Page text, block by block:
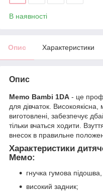
В наявності
Опис Характеристики
Опис
Memo Bambi 1DA - це
для дівчаток. Високоякісна,
виготовлені, забезпечує
тільки вчаться ходити.
внесок в правильне
Характеристики
Мемо:
гнучка гумова
високий задник;